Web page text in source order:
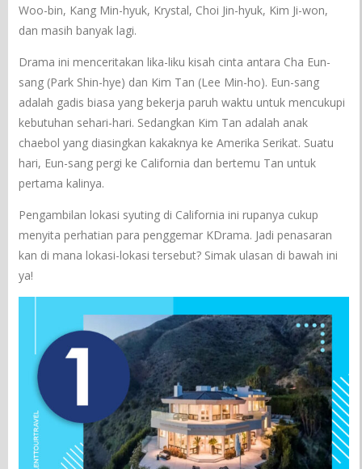
Woo-bin, Kang Min-hyuk, Krystal, Choi Jin-hyuk, Kim Ji-won,
dan masih banyak lagi.
Drama ini menceritakan lika-liku kisah cinta antara Cha Eun-
sang (Park Shin-hye) dan Kim Tan (Lee Min-ho). Eun-sang
adalah gadis biasa yang bekerja paruh waktu untuk mencukupi
kebutuhan sehari-hari. Sedangkan Kim Tan adalah anak
chaebol yang diasingkan kakaknya ke Amerika Serikat. Suatu
hari, Eun-sang pergi ke California dan bertemu Tan untuk
pertama kalinya.
Pengambilan lokasi syuting di California ini rupanya cukup
menyita perhatian para penggemar KDrama. Jadi penasaran
kan di mana lokasi-lokasi tersebut? Simak ulasan di bawah ini
ya!